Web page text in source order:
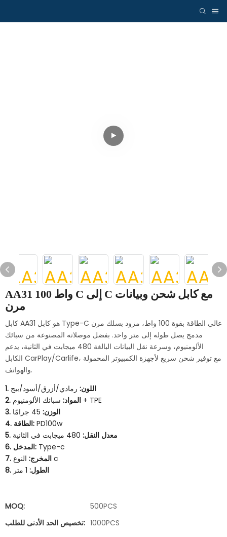
AA31 100 واط C إلى C مع كابل شحن وبيانات
مرن
كابل AA31 هو كابل Type-C عالي الطاقة بقوة 100 واط، مزود بسلك مرن
مدمج يصل طوله إلى متر واحد. بفضل موصلاته المصنوعة من سبائك
الألومنيوم، وسرعة نقل البيانات البالغة 480 ميجابت في الثانية، يدعم
الكابل CarPlay/Carlife، مع توفير شحن سريع لأجهزة الكمبيوتر المحمولة
والهواتف.
1. اللون: رمادي/أزرق/أسود/بيج
2. المواد: سبائك الألومنيوم + TPE
3. الوزن:
4. الطاقة: PD100w
5. معدل النقل:
6. المدخل: Type-c
7. المخرج: النوع c
8. الطول:
MOQ:
500PCS
تخصيص الحد الأدنى للطلب: 1000PCS